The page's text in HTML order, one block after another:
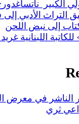
الكبير
التراث الأدبي إلى
إلى نبض اللحن
اللبنانية
الناشر في معرض
ثري